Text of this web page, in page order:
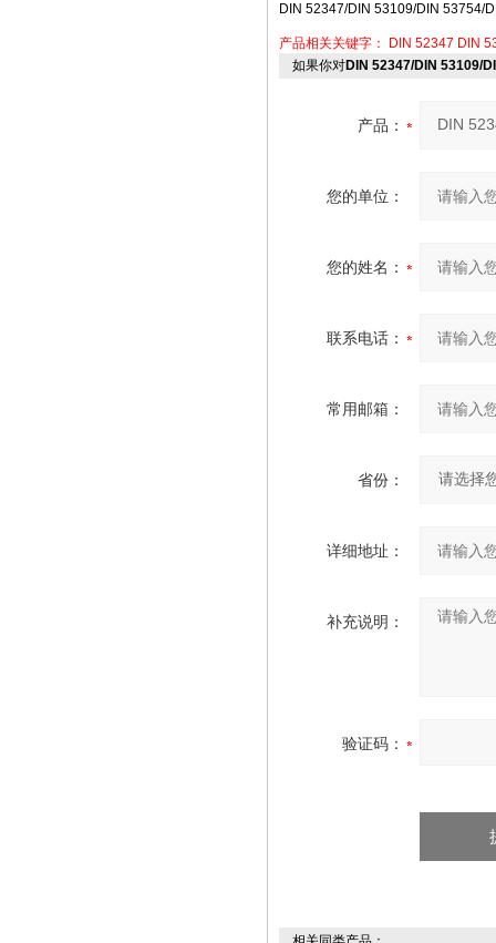
DIN 52347/DIN 53109/DIN 53754/
产品相关关键字： DIN 52347 DIN
如果你对DIN 52347/DIN 53109/
产品：
您的单位：
您的姓名：
联系电话：
常用邮箱：
省份：
详细地址：
补充说明：
验证码：